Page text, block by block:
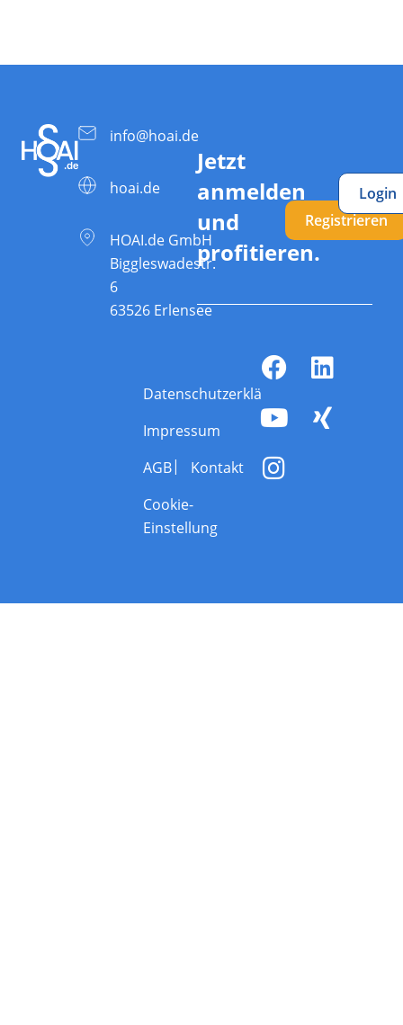
info@hoai.de
hoai.de
HOAI.de GmbH
Biggleswadestr.
6
63526 Erlensee
Jetzt
anmelden
und
profitieren.
Registrieren
Login
Datenschutzerklärung
Impressum
AGB
Kontakt
Cookie-
Einstellung